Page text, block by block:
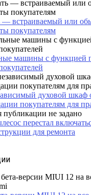
— встраиваемый или
покупателям
машины с функцией
духовой шкаф
покупателям для
перестал
для ремонта